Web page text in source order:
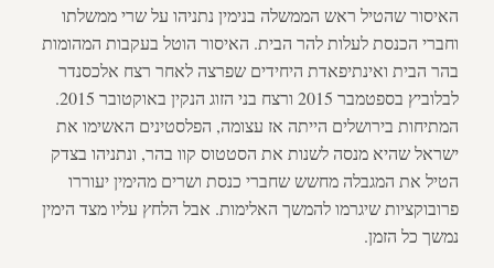
האיסור שהטיל ראש הממשלה בנימין נתניהו על שרי ממשלתו
וחברי הכנסת לעלות להר הבית. האיסור הוטל בעקבות המהומות
בהר הבית ואינתיפאדת היחידים שפרצה לאחר רצח אלכסנדר
לבלוביץ בספטמבר 2015 ורצח בני הזוג הנקין באוקטובר 2015.
המתיחות בירושלים הייתה אז עצומה, הפלסטינים האשימו את
ישראל שהיא מנסה לשנות את הסטטוס קוו בהר, ונתניהו בצדק
הטיל את המגבלה מחשש שחברי כנסת ושרים מהימין יעוררו
פרובוקציות שיגרמו להמשך האלימות. אבל הלחץ עליו מצד הימין
נמשך כל הזמן.